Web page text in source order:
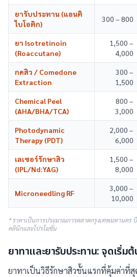
ยารับประทาน (แอนติ
ไบโอติก)
300 – 800
ยา Isotretinoin
(Roaccutane)
1,500 –
4,000
กดสิว / Comedone
Extraction
300 –
1,500
Chemical Peel
(AHA/BHA/TCA)
800 –
3,000
Photodynamic
Therapy (PDT)
2,000 –
6,000
เลเซอร์รักษาสิว
(IPL/Nd:YAG)
1,500 –
8,000
Microneedling RF
3,000 –
10,000
* ราคาเป็นการประมาณการตลาดกรุงเทพมหานคร
คลินิกและโปรโมชั่น
ยาทาและยารับประทาน: จุดเริ่ม
ยาทาเป็นวิธีรักษาสิวขั้นแรกที่คุ้มค่าที่